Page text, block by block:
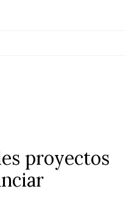
proyectos